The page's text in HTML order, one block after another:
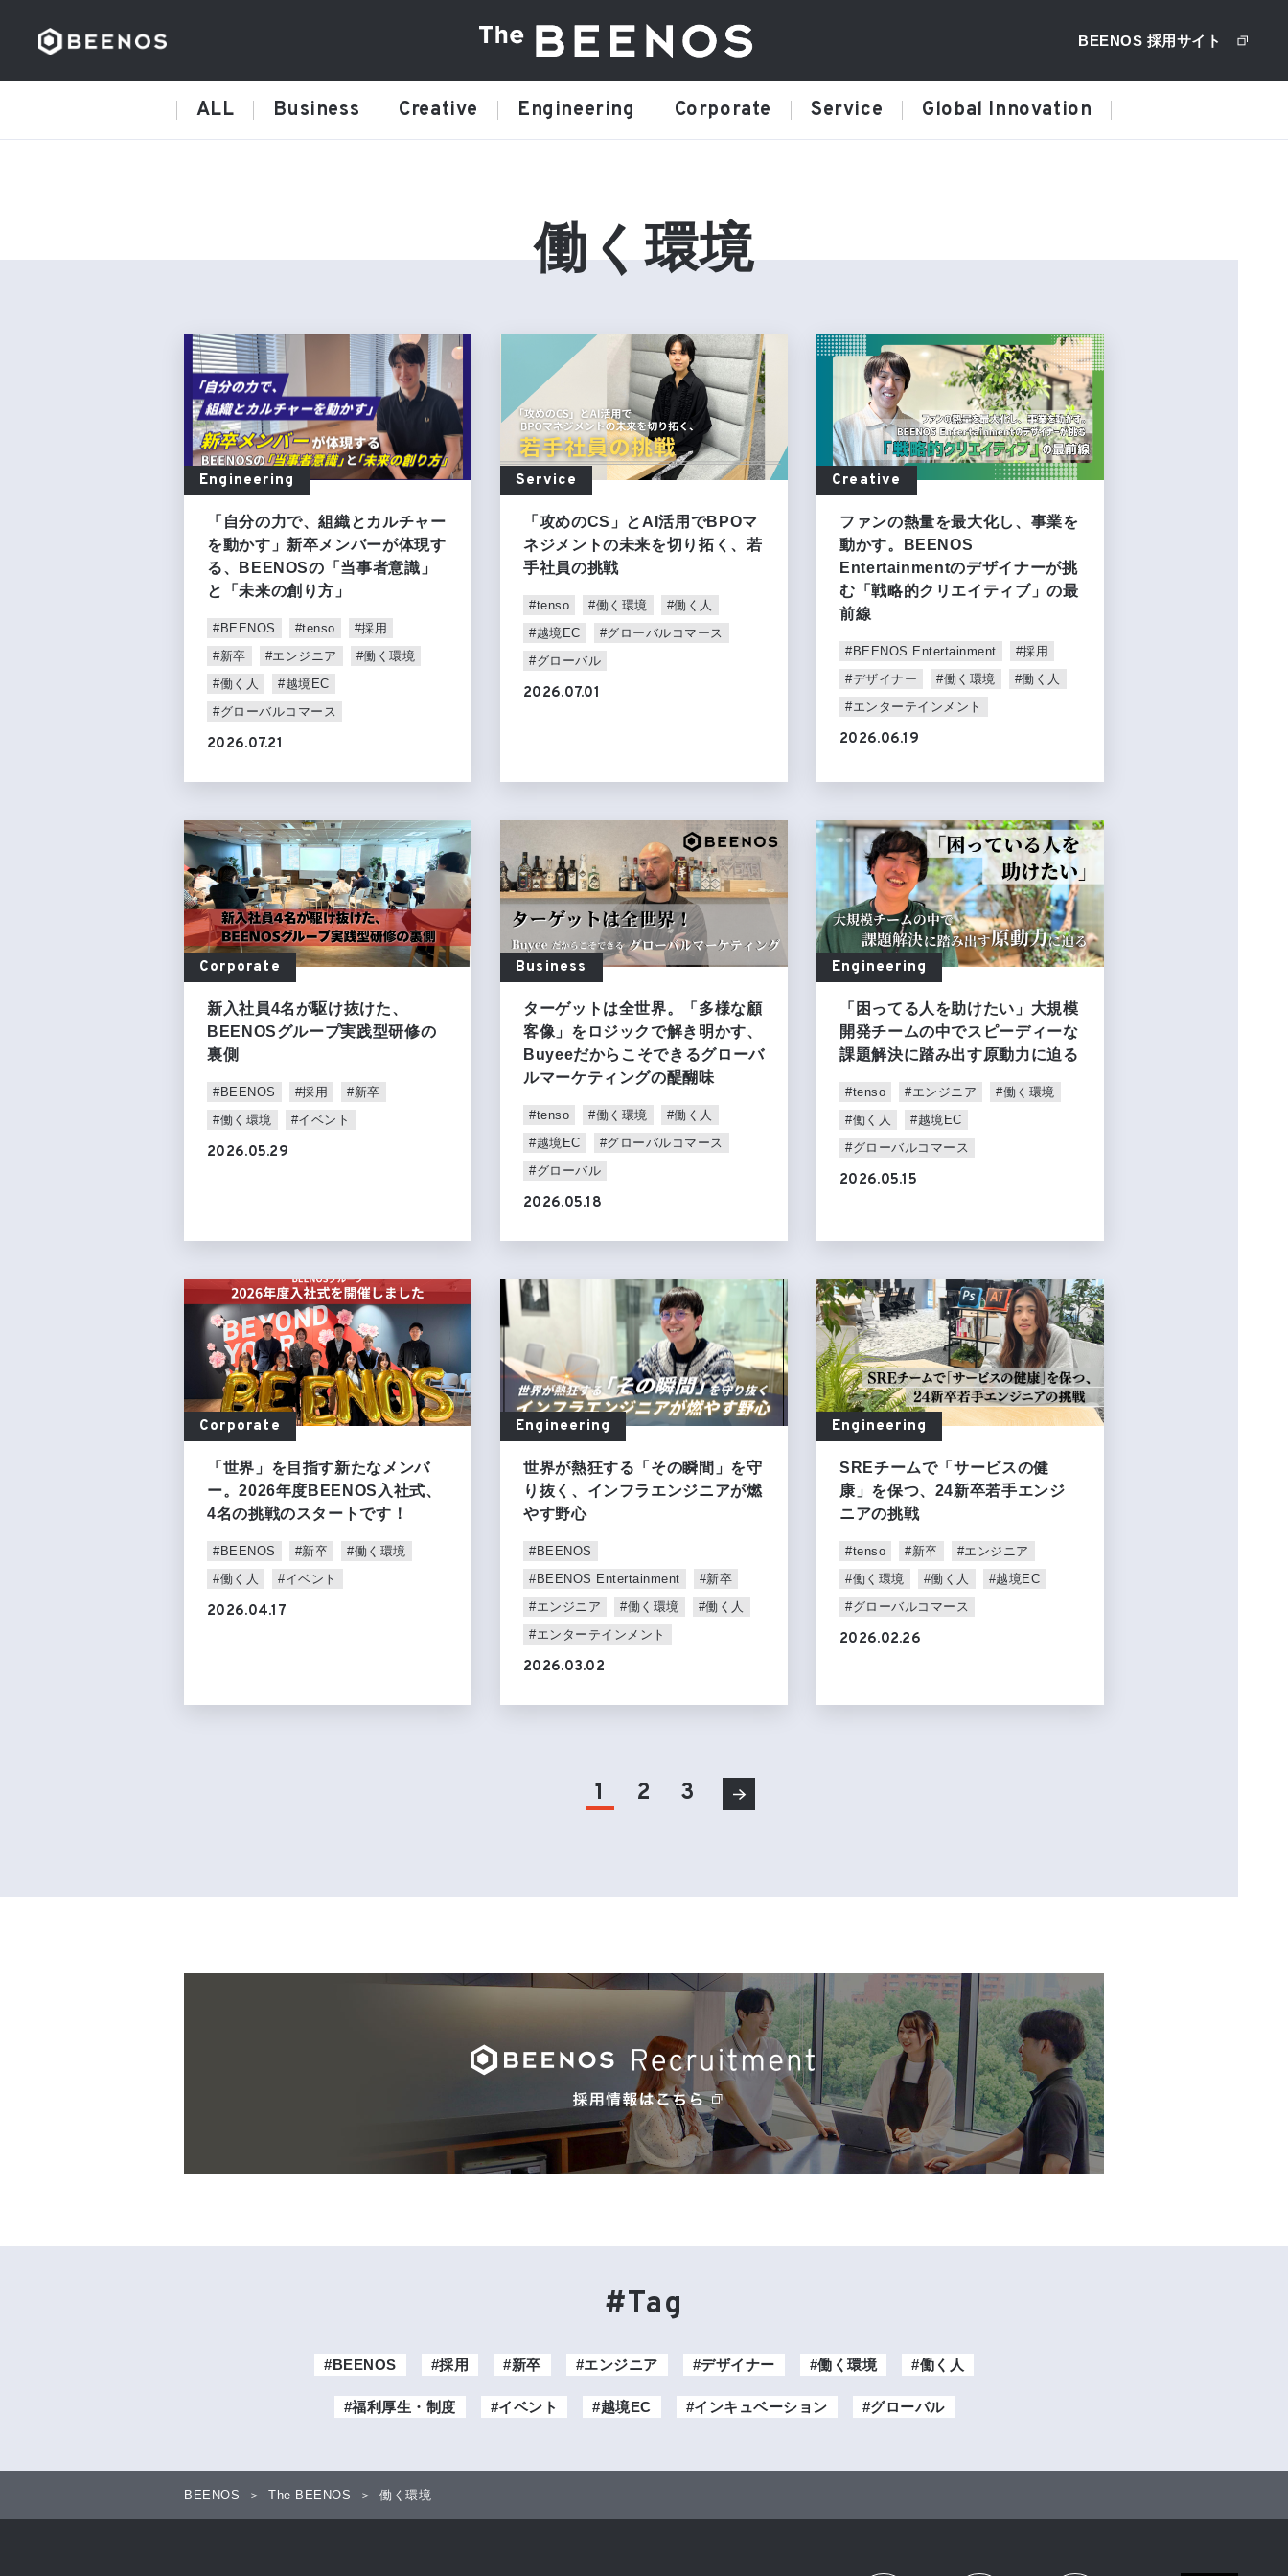
BEENOS 採用サイト
ALL Business Creative Engineering Corporate Service Global Innovation
働く環境
Engineering
「自分の力で、組織とカルチャー
を動かす」新卒メンバーが体現す
る、BEENOSの「当事者意識」
と「未来の創り方」
#BEENOS #tenso
#採用
#新卒
#エンジニア
#働く環境
#働く人
#越境EC
#グローバルコマース
2026.07.21
Service
「攻めのCS」とAI活用でBPOマ
ネジメントの未来を切り拓く、若
手社員の挑戦
#tenso #働く環境
#働く人
#越境EC
#グローバルコマース
#グローバル
2026.07.01
Creative
ファンの熱量を最大化し、事業を
動かす。BEENOS
Entertainmentのデザイナーが挑
む「戦略的クリエイティブ」の最
前線
#BEENOS Entertainment
#採用
#デザイナー
#働く環境
#働く人
#エンターテインメント
2026.06.19
Corporate
新入社員4名が駆け抜けた、
BEENOSグループ実践型研修の
裏側
#BEENOS #採用
#新卒
#働く環境
#イベント
2026.05.29
Business
ターゲットは全世界。「多様な顧
客像」をロジックで解き明かす、
Buyeeだからこそできるグローバ
ルマーケティングの醍醐味
#tenso #働く環境
#働く人
#越境EC
#グローバルコマース
#グローバル
2026.05.18
Engineering
「困ってる人を助けたい」大規模
開発チームの中でスピーディーな
課題解決に踏み出す原動力に迫る
#tenso #エンジニア
#働く環境
#働く人
#越境EC
#グローバルコマース
2026.05.15
Corporate
「世界」を目指す新たなメンバ
ー。2026年度BEENOS入社式、
4名の挑戦のスタートです！
#BEENOS #新卒
#働く環境
#働く人
#イベント
2026.04.17
Engineering
世界が熱狂する「その瞬間」を守
り抜く、インフラエンジニアが燃
やす野心
#BEENOS
#BEENOS Entertainment
#新卒
#エンジニア
#働く環境
#働く人
#エンターテインメント
2026.03.02
Engineering
SREチームで「サービスの健
康」を保つ、24新卒若手エンジ
ニアの挑戦
#tenso #新卒
#エンジニア
#働く環境
#働く人
#越境EC
#グローバルコマース
2026.02.26
1 2 3
#Tag
#BEENOS #採用 #新卒 #エンジニア #デザイナー #働く環境 #働く人
#福利厚生・制度 #イベント #越境EC #インキュベーション #グローバル
BEENOS The BEENOS 働く環境